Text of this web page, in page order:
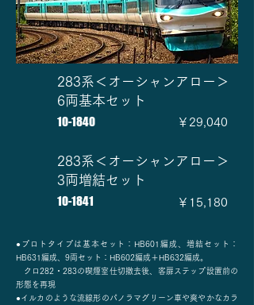
283系＜オーシャンアロー＞
6両基本セット
10-1840 ￥29,040
283系＜オーシャンアロー＞
3両増結セット
10-1841 ￥15,180
●プロトタイプは基本セット：HB601編成、増結セット：
HB631編成、9両セット：HB602編成＋HB632編成。
クロ282・283の喫煙室仕切撤去後、客扉ステップ設置前の
形態を再現
●イルカのような流線形のパノラマグリーン車や爽やかなカラ